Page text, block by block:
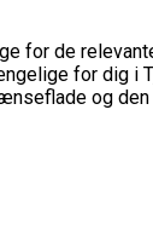
for de
for dig i
og